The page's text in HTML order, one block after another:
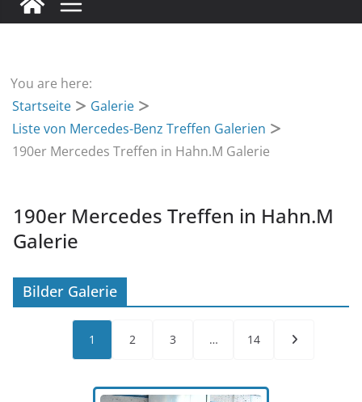
You are here:
Startseite
Galerie
Liste von Mercedes-Benz Treffen Galerien
190er Mercedes Treffen in Hahn.M Galerie
190er Mercedes Treffen in Hahn.M
Galerie
Bilder Galerie
1 2 3 … 14